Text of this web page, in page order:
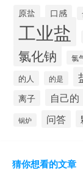
原盐 口感
工业盐
氯化钠 氯
的人 的是
离子 自己的
锅炉 问答
猜你想看的文章